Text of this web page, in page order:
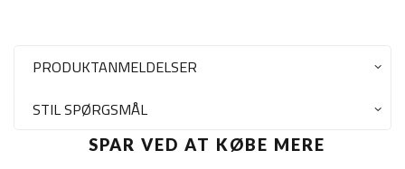
PRODUKTANMELDELSER
STIL SPØRGSMÅL
SPAR VED AT KØBE MERE